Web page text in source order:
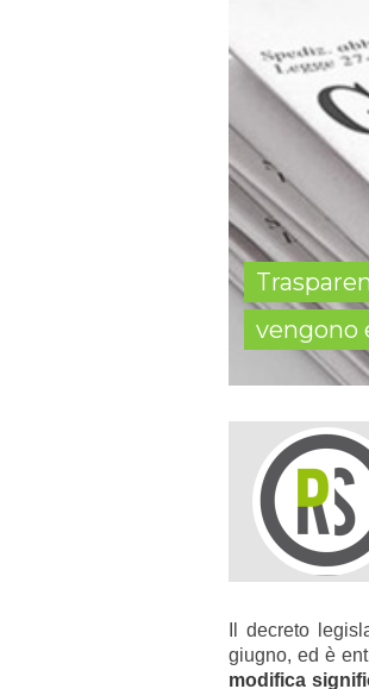
vengono
Il decreto
giugno, ed è
modifica